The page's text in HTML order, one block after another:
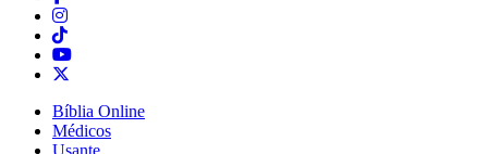
Bíblia Online
Médicos